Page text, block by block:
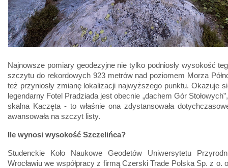
Najnowsze pomiary geodezyjne nie tylko podniosły wysokość
szczytu do rekordowych 923 metrów nad poziomem Morza
też przyniosły zmianę lokalizacji najwyższego punktu. Okazuje
legendarny Fotel Pradziada jest obecnie „dachem Gór
skalna Kaczęta - to właśnie ona zdystansowała
awansowała na szczyt listy.
Ile wynosi wysokość Szczelińca?
Studenckie Koło Naukowe Geodetów Uniwersytetu
Wrocławiu we współpracy z firmą Czerski Trade Polska Sp. z o.